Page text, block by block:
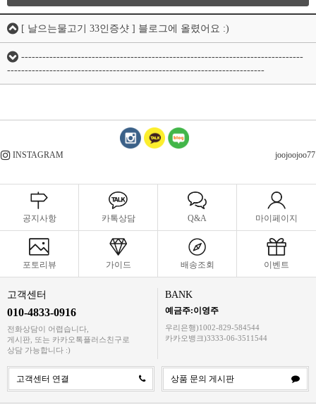
[ 날으는물고기 33인증샷 ] 블로그에 올렸어요 :)
--------------------------------------------------------------------------------
-------------------------------------------------------------------------
INSTAGRAM joojoojoo77
공지사항 카톡상담 Q&A 마이페이지
포토리뷰 가이드 배송조회 이벤트
고객센터
010-4833-0916
전화상담이 어렵습니다,
게시판, 또는 카카오톡플러스친구로
상담 가능합니다 :)
BANK
예금주:이영주
우리은행)1002-829-584544
카카오뱅크)3333-06-3511544
고객센터 연결 상품 문의 게시판